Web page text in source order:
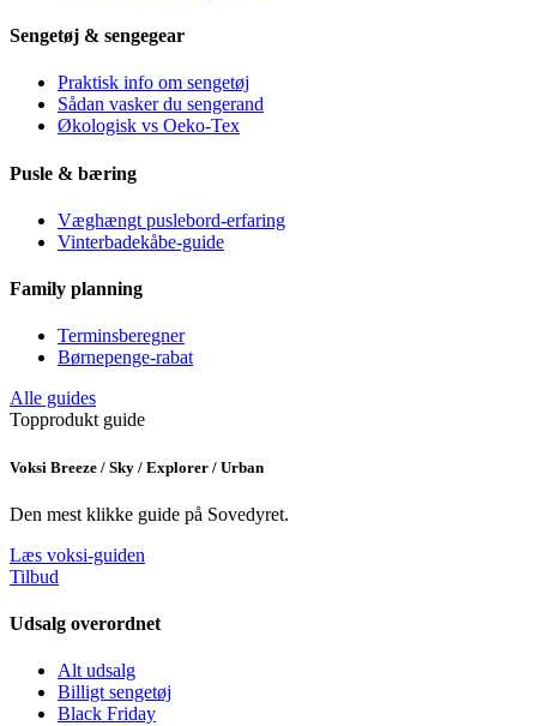
Sengetøj & sengegear
Praktisk info om sengetøj
Sådan vasker du sengerand
Økologisk vs Oeko-Tex
Pusle & bæring
Væghængt puslebord-erfaring
Vinterbadekåbe-guide
Family planning
Terminsberegner
Børnepenge-rabat
Alle guides
Topprodukt guide
Voksi Breeze / Sky / Explorer / Urban
Den mest klikke guide på Sovedyret.
Læs voksi-guiden
Tilbud
Udsalg overordnet
Alt udsalg
Billigt sengetøj
Black Friday